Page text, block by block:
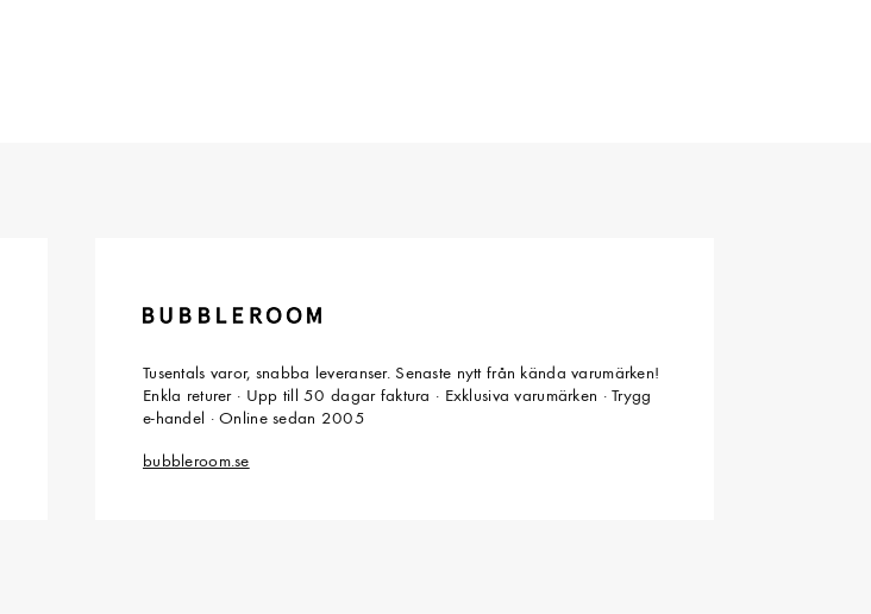
Tusentals varor, snabba leveranser. Senaste nytt från kända varumärken!
Enkla returer · Upp till 50 dagar faktura · Exklusiva varumärken · Trygg
e-handel · Online sedan 2005
bubbleroom.se